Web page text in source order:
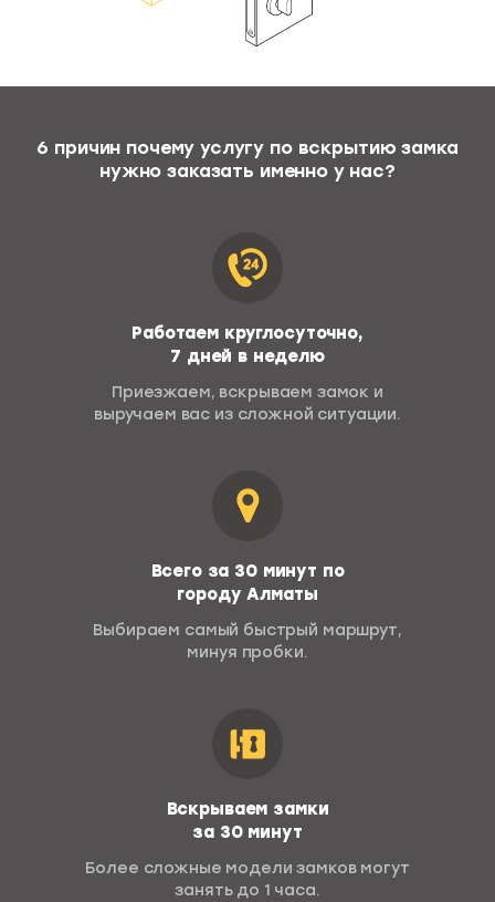
6 причин почему услугу по вскрытию замка
нужно заказать именно у нас?
Работаем круглосуточно,
7 дней в неделю
Приезжаем, вскрываем замок и
выручаем вас из сложной ситуации.
Всего за 30 минут по
городу Алматы
Выбираем самый быстрый маршрут,
минуя пробки.
Вскрываем замки
за 30 минут
Более сложные модели замков могут
занять до 1 часа.